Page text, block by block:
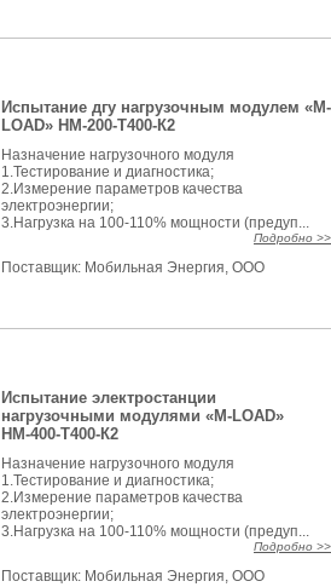
Испытание дгу нагрузочным модулем «M-
LOAD» НМ-200-Т400-К2
Назначение нагрузочного модуля
1.Тестирование и диагностика;
2.Измерение параметров качества
электроэнергии;
3.Нагрузка на 100-110% мощности (предуп...
Подробно >>
Поставщик: Мобильная Энергия, ООО
Испытание электростанции
нагрузочными модулями «M-LOAD»
НМ-400-Т400-К2
Назначение нагрузочного модуля
1.Тестирование и диагностика;
2.Измерение параметров качества
электроэнергии;
3.Нагрузка на 100-110% мощности (предуп...
Подробно >>
Поставщик: Мобильная Энергия, ООО